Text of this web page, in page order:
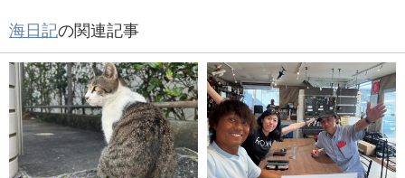
海日記の関連記事